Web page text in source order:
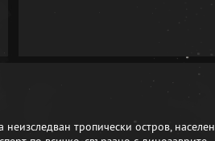
тропически остров, населен